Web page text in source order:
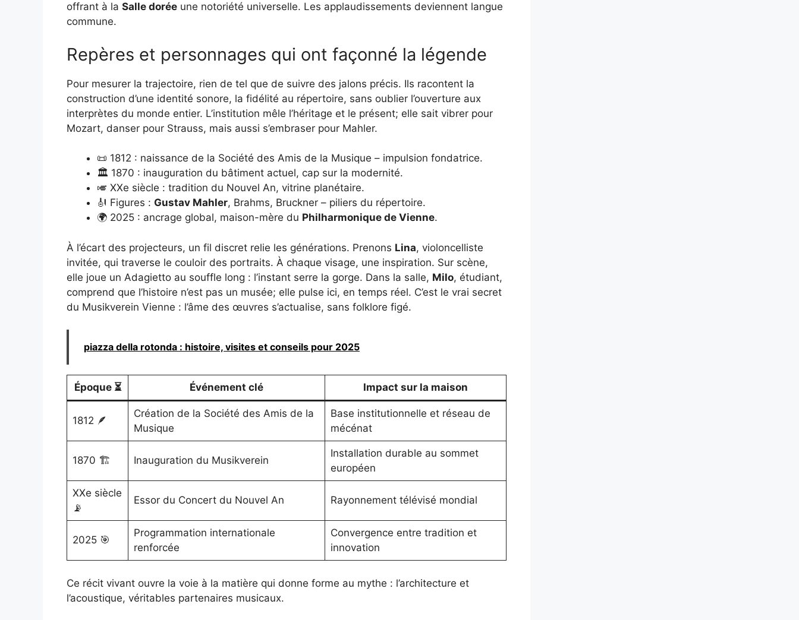
offrant à la Salle dorée une notoriété universelle. Les applaudissements deviennent langue
commune.
Repères et personnages qui ont façonné la légende
Pour mesurer la trajectoire, rien de tel que de suivre des jalons précis. Ils racontent la
construction d’une identité sonore, la fidélité au répertoire, sans oublier l’ouverture aux
interprètes du monde entier. L’institution mêle l’héritage et le présent; elle sait vibrer pour
Mozart, danser pour Strauss, mais aussi s’embraser pour Mahler.
📜 1812 : naissance de la Société des Amis de la Musique – impulsion fondatrice.
🏛️ 1870 : inauguration du bâtiment actuel, cap sur la modernité.
🎺 XXe siècle : tradition du Nouvel An, vitrine planétaire.
🎻 Figures : Gustav Mahler, Brahms, Bruckner – piliers du répertoire.
🌍 2025 : ancrage global, maison-mère du Philharmonique de Vienne.
À l’écart des projecteurs, un fil discret relie les générations. Prenons Lina, violoncelliste
invitée, qui traverse le couloir des portraits. À chaque visage, une inspiration. Sur scène,
elle joue un Adagietto au souffle long : l’instant serre la gorge. Dans la salle, Milo, étudiant,
comprend que l’histoire n’est pas un musée; elle pulse ici, en temps réel. C’est le vrai secret
du Musikverein Vienne : l’âme des œuvres s’actualise, sans folklore figé.
piazza della rotonda : histoire, visites et conseils pour 2025
Époque ⏳ Événement clé Impact sur la maison
1812 🪶
Création de la Société des Amis de la
Musique
Base institutionnelle et réseau de
mécénat
1870 🏗️ Inauguration du Musikverein
Installation durable au sommet
européen
XXe siècle
📡
Essor du Concert du Nouvel An Rayonnement télévisé mondial
2025 🎯
Programmation internationale
renforcée
Convergence entre tradition et
innovation
Ce récit vivant ouvre la voie à la matière qui donne forme au mythe : l’architecture et
l’acoustique, véritables partenaires musicaux.